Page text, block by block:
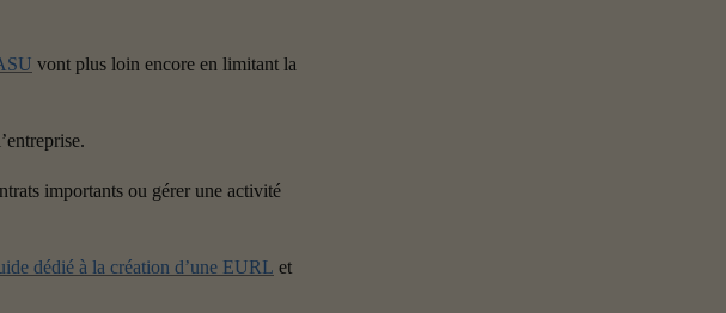
vont plus loin encore en limitant la
importants ou gérer une activité
dédié à la création d’une EURL et